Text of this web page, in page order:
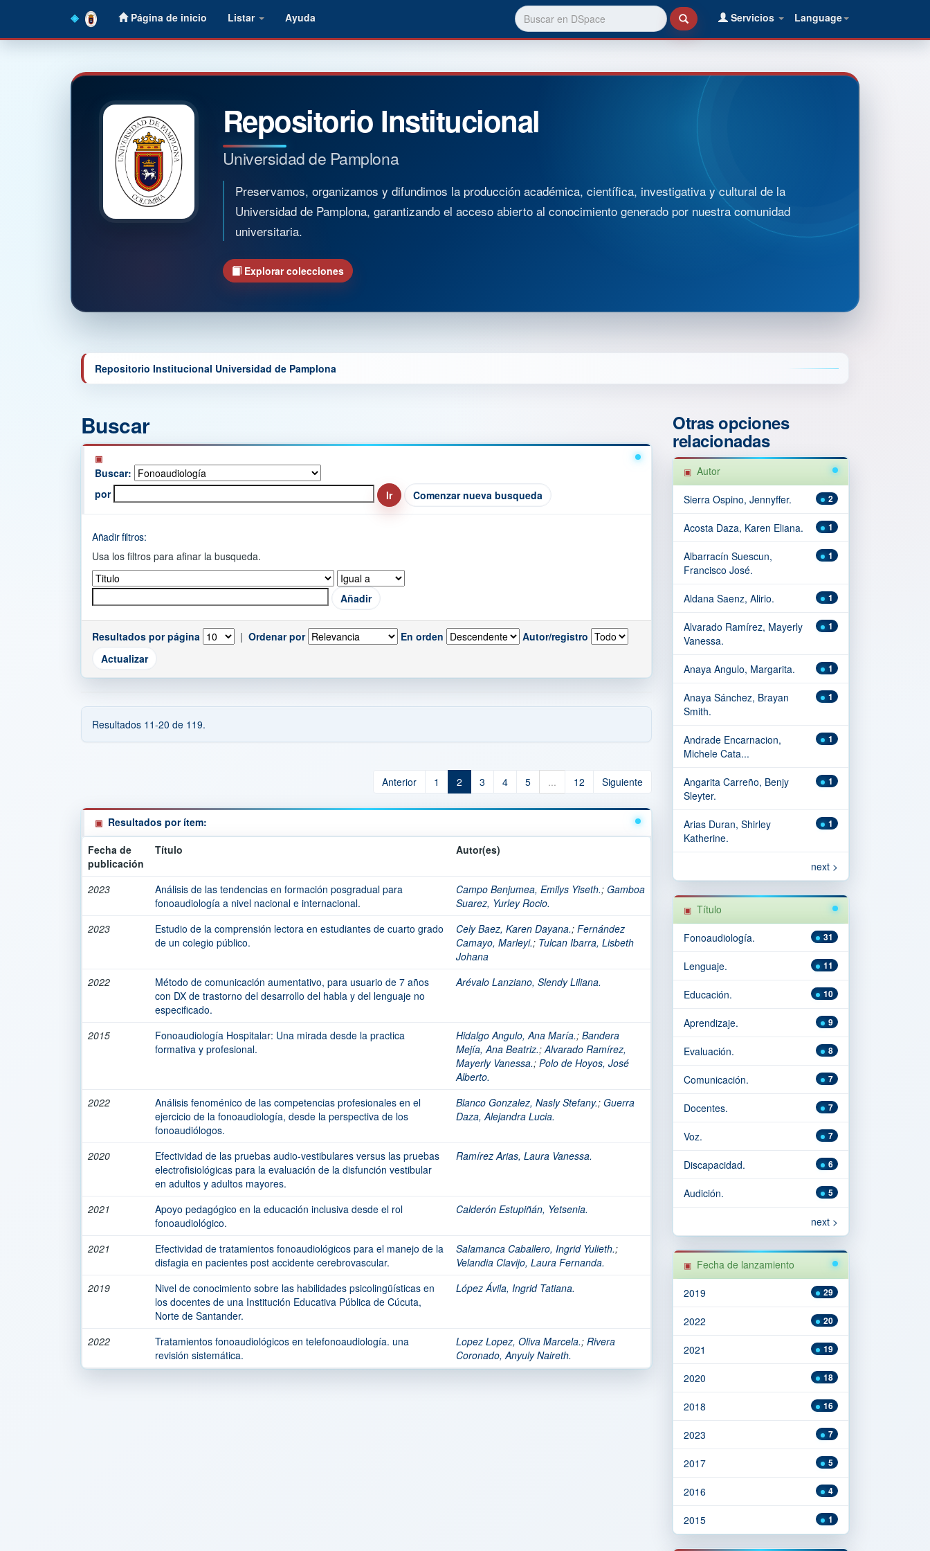
Página de inicio Listar Ayuda Language
Servicios
Repositorio Institucional
Universidad de Pamplona
Preservamos, organizamos y difundimos la producción académica, científica, investigativa y cultural de la
Universidad de Pamplona, garantizando el acceso abierto al conocimiento generado por nuestra comunidad
universitaria.
Explorar colecciones
Repositorio Institucional Universidad de Pamplona
Buscar
Buscar:
por
Comenzar nueva busqueda
Añadir filtros:
Usa los filtros para afinar la busqueda.
Resultados por página | Ordenar por En orden Autor/registro
Resultados 11-20 de 119.
Anterior 1 2 3 4 5 ... 12 Siguiente
Resultados por ítem:
Fecha de
publicación
Título Autor(es)
2023
Análisis de las tendencias en formación posgradual para
fonoaudiología a nivel nacional e internacional.
Campo Benjumea, Emilys Yiseth.; Gamboa
Suarez, Yurley Rocio.
2023
Estudio de la comprensión lectora en estudiantes de cuarto grado
de un colegio público.
Cely Baez, Karen Dayana.; Fernández
Camayo, Marleyi.; Tulcan Ibarra, Lisbeth
Johana
2022
Método de comunicación aumentativo, para usuario de 7 años
con DX de trastorno del desarrollo del habla y del lenguaje no
especificado.
Arévalo Lanziano, Slendy Liliana.
2015
Fonoaudiología Hospitalar: Una mirada desde la practica
formativa y profesional.
Hidalgo Angulo, Ana María.; Bandera
Mejía, Ana Beatriz.;Alvarado Ramírez,
Mayerly Vanessa.; Polo de Hoyos, José
Alberto.
2022
Análisis fenoménico de las competencias profesionales en el
ejercicio de la fonoaudiología, desde la perspectiva de los
fonoaudiólogos.
Blanco Gonzalez, Nasly Stefany.; Guerra
Daza, Alejandra Lucia.
2020
Efectividad de las pruebas audio-vestibulares versus las pruebas
electrofisiológicas para la evaluación de la disfunción vestibular
en adultos y adultos mayores.
Ramírez Arias, Laura Vanessa.
2021
Apoyo pedagógico en la educación inclusiva desde el rol
fonoaudiológico.
Calderón Estupiñán, Yetsenia.
2021
Efectividad de tratamientos fonoaudiológicos para el manejo de la
disfagia en pacientes post accidente cerebrovascular.
Salamanca Caballero, Ingrid Yulieth.;
Velandia Clavijo, Laura Fernanda.
2019
Nivel de conocimiento sobre las habilidades psicolingüísticas en
los docentes de una Institución Educativa Pública de Cúcuta,
Norte de Santander.
López Ávila, Ingrid Tatiana.
2022
Tratamientos fonoaudiológicos en telefonoaudiología. una
revisión sistemática.
Lopez Lopez, Oliva Marcela.; Rivera
Coronado, Anyuly Naireth.
Otras opciones
relacionadas
Autor
2
Sierra Ospino, Jennyffer.
1
Acosta Daza, Karen Eliana.
1
Albarracín Suescun,
Francisco José.
1
Aldana Saenz, Alirio.
1
Alvarado Ramírez, Mayerly
Vanessa.
1
Anaya Angulo, Margarita.
1
Anaya Sánchez, Brayan
Smith.
1
Andrade Encarnacion,
Michele Cata...
1
Angarita Carreño, Benjy
Sleyter.
1
Arias Duran, Shirley
Katherine.
next >
Título
31
Fonoaudiología.
11
Lenguaje.
10
Educación.
9
Aprendizaje.
8
Evaluación.
7
Comunicación.
7
Docentes.
7
Voz.
6
Discapacidad.
5
Audición.
next >
Fecha de lanzamiento
29
2019
20
2022
19
2021
18
2020
16
2018
7
2023
5
2017
4
2016
1
2015